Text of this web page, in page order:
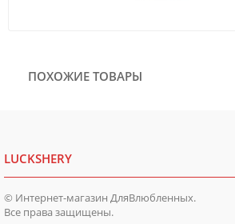
ПОХОЖИЕ ТОВАРЫ
LUCKSHERY
© Интернет-магазин ДляВлюбленных.
Все права защищены.